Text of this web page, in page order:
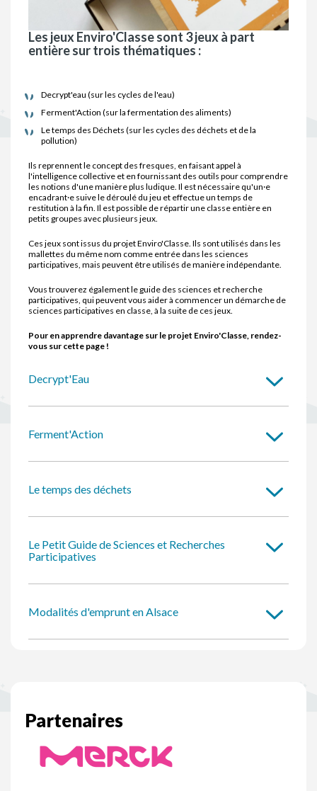
Les jeux Enviro'Classe sont 3 jeux à part
entière sur trois thématiques :
Decrypt'eau (sur les cycles de l'eau)
Ferment'Action (sur la fermentation des aliments)
Le temps des Déchets (sur les cycles des déchets et de la
pollution)
Ils reprennent le concept des fresques, en faisant appel à
l'intelligence collective et en fournissant des outils pour comprendre
les notions d'une manière plus ludique. Il est nécessaire qu'un·e
encadrant·e suive le déroulé du jeu et effectue un temps de
restitution à la fin. Il est possible de répartir une classe entière en
petits groupes avec plusieurs jeux.
Ces jeux sont issus du projet Enviro'Classe. Ils sont utilisés dans les
mallettes du même nom comme entrée dans les sciences
participatives, mais peuvent être utilisés de manière indépendante.
Vous trouverez également le guide des sciences et recherche
participatives, qui peuvent vous aider à commencer un démarche de
sciences participatives en classe, à la suite de ces jeux.
Pour en apprendre davantage sur le projet Enviro'Classe, rendez-
vous sur cette page !
Decrypt'Eau
Ferment'Action
Le temps des déchets
Le Petit Guide de Sciences et Recherches
Participatives
Modalités d'emprunt en Alsace
Partenaires